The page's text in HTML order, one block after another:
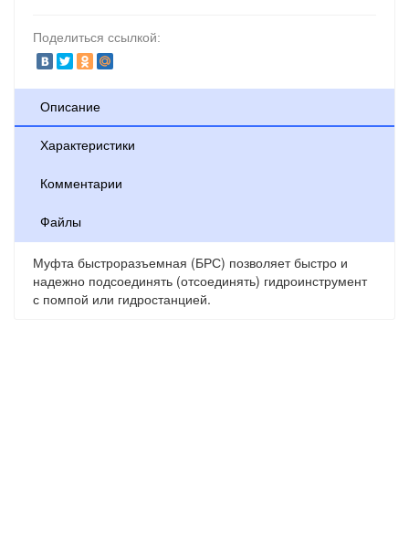
Поделиться ссылкой:
Описание
Характеристики
Комментарии
Файлы
Муфта быстроразъемная (БРС) позволяет быстро и
надежно подсоединять (отсоединять) гидроинструмент
с помпой или гидростанцией.